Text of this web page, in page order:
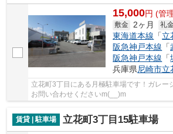
15,000円 (管
敷金 2ヶ月 礼
東海道本線 「立
阪急神戸本線 「
阪急神戸本線 「
兵庫県尼崎市立
立花町3丁目にある月極駐車場です！ガレー
お問い合わせくださいm(__)m
賃貸 | 駐車場 立花町3丁目15駐車場